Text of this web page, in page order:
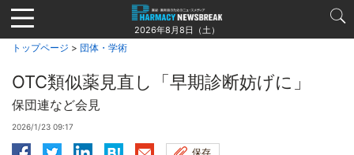
Jump
to
navigation
2026年8月8日（土）
トップページ > 団体・学術
OTC類似薬見直し「早期診断妨げに」
保団連など会見
2026/1/23 09:17
保存